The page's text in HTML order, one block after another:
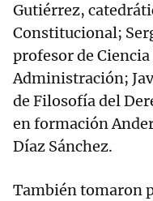
Gutiérrez,
Constitucional;
profesor de
Administración;
de Filosofía del
en formación
Díaz Sánchez.
También tomaron